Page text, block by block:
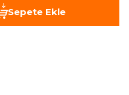
Sepete Ekle